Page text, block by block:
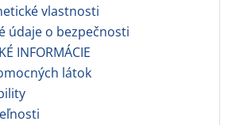
vlastnosti
údaje o bezpečnosti
INFORMÁCIE
látok